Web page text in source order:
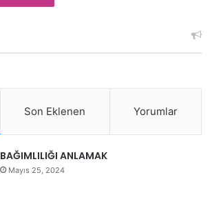
Son Eklenen Yorumlar
BAĞIMLILIĞI ANLAMAK
Mayıs 25, 2024